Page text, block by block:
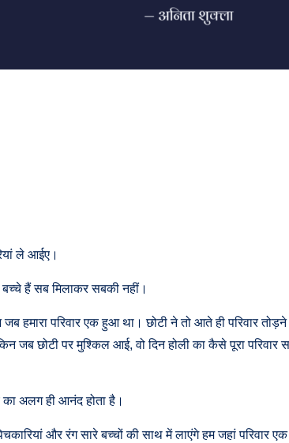
ले आईए।
हैं सब मिलाकर सबकी नहीं।
हमारा परिवार एक हुआ था। छोटी ने तो आते ही परिवार
जब छोटी पर मुश्किल आई, वो दिन होली का कैसे पूरा परिवार
का अलग ही आनंद होता है।
और रंग सारे बच्चों की साथ में लाएंगे हम जहां परिवार